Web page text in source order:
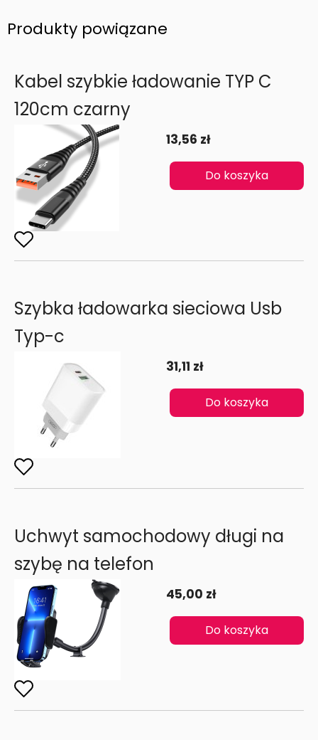
Produkty powiązane
Kabel szybkie ładowanie TYP C
120cm czarny
13,56 zł
Do koszyka
Szybka ładowarka sieciowa Usb
Typ-c
31,11 zł
Do koszyka
Uchwyt samochodowy długi na
szybę na telefon
45,00 zł
Do koszyka